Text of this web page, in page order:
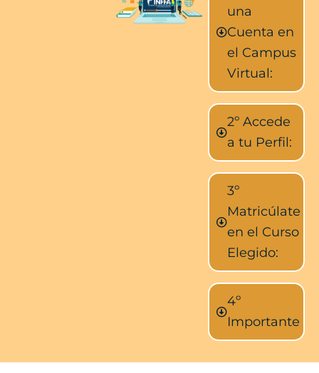
una
Cuenta en
el Campus
Virtual:
2º Accede
a tu Perfil:
3º
Matricúlate
en el Curso
Elegido:
4º
Importante